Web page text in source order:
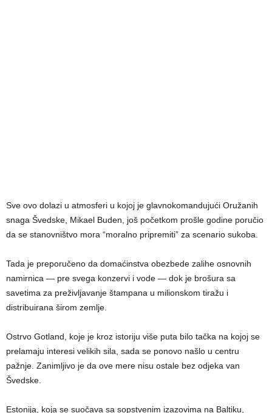
Sve ovo dolazi u atmosferi u kojoj je glavnokomandujući Oružanih
snaga Švedske, Mikael Buden, još početkom prošle godine poručio
da se stanovništvo mora “moralno pripremiti” za scenario sukoba.
Tada je preporučeno da domaćinstva obezbede zalihe osnovnih
namirnica — pre svega konzervi i vode — dok je brošura sa
savetima za preživljavanje štampana u milionskom tiražu i
distribuirana širom zemlje.
Ostrvo Gotland, koje je kroz istoriju više puta bilo tačka na kojoj se
prelamaju interesi velikih sila, sada se ponovo našlo u centru
pažnje. Zanimljivo je da ove mere nisu ostale bez odjeka van
Švedske.
Estonija, koja se suočava sa sopstvenim izazovima na Baltiku,